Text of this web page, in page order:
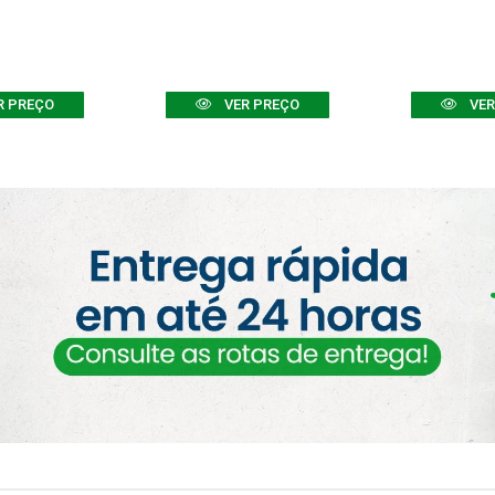
PREÇO VER PREÇO